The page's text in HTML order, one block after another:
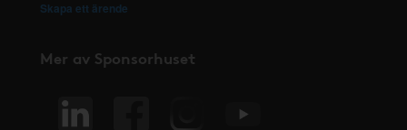
Skapa ett ärende
Mer av Sponsorhuset